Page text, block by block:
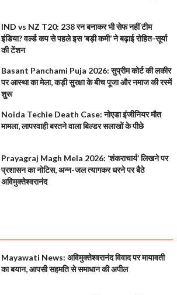
IND vs NZ T20: 238 रन बनाकर भी सेफ नहीं टीम
इंडिया? वर्ल्ड कप से पहले इस ‘बड़ी कमी’ ने बढ़ाई रोहित-सूर्या
की टेंशन
Basant Panchami Puja 2026: सुप्रीम कोर्ट की लकीर
पर आस्था का मेला, कड़ी सुरक्षा के बीच पूजा और नमाज की रस्में
शुरू
Noida Techie Death Case: नोएडा इंजीनियर मौत
मामला, लापरवाही बरतने वाला बिल्डर सलाखों के पीछे
Prayagraj Magh Mela 2026: ‘शंकराचार्य’ लिखने पर
प्रशासन का नोटिस, अन्न-जल त्यागकर धरने पर बैठे
अविमुक्तेश्वरानंद
Mayawati News: अविमुक्तेश्वरानंद विवाद पर मायावती
का बयान, आपसी सहमति से समाधान की अपील